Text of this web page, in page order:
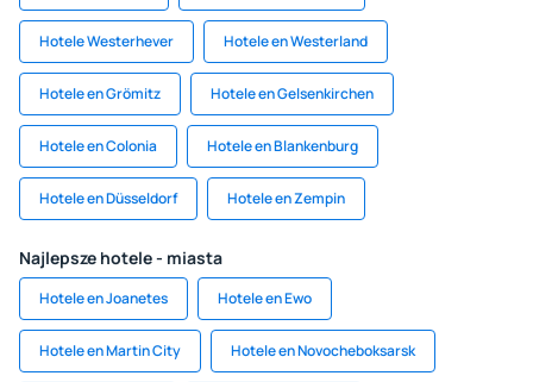
Hotele Westerhever Hotele en Westerland
Hotele en Grömitz Hotele en Gelsenkirchen
Hotele en Colonia Hotele en Blankenburg
Hotele en Düsseldorf Hotele en Zempin
Najlepsze hotele - miasta
Hotele en Joanetes Hotele en Ewo
Hotele en Martin City Hotele en Novocheboksarsk